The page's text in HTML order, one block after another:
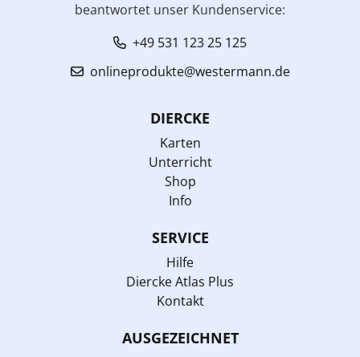
beantwortet unser Kundenservice:
+49 531 123 25 125
onlineprodukte@westermann.de
DIERCKE
Karten
Unterricht
Shop
Info
SERVICE
Hilfe
Diercke Atlas Plus
Kontakt
AUSGEZEICHNET